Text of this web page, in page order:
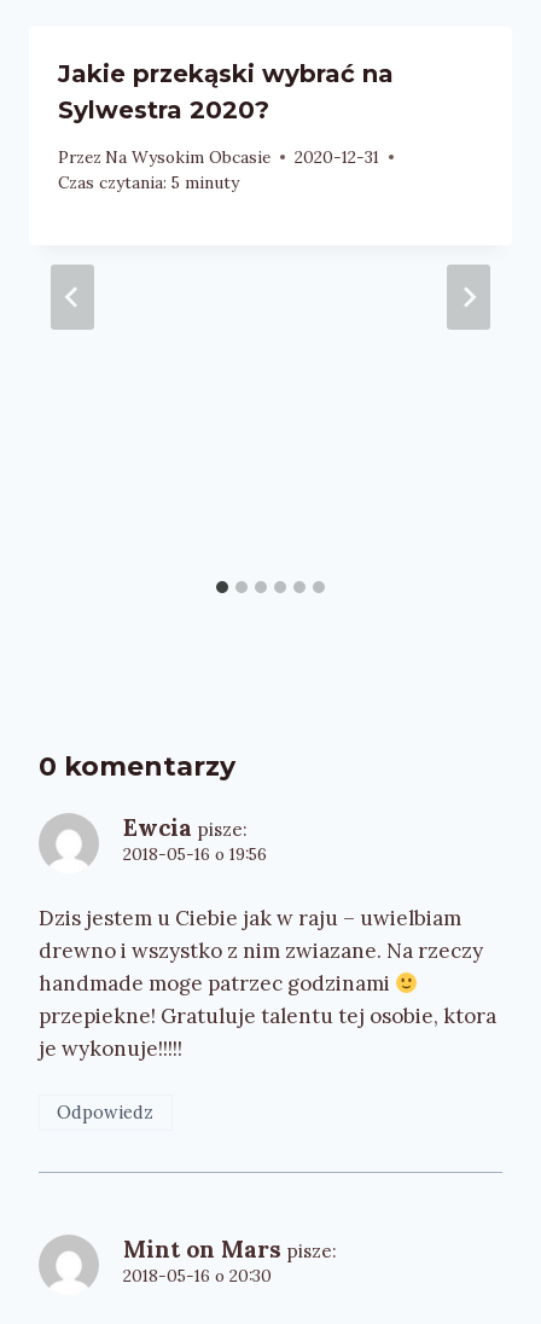
Jakie przekąski wybrać na
Sylwestra 2020?
Przez Na Wysokim Obcasie
2020-12-31
Czas czytania: 5 minuty
0 komentarzy
Ewcia pisze:
2018-05-16 o 19:56
Dzis jestem u Ciebie jak w raju – uwielbiam
drewno i wszystko z nim zwiazane. Na rzeczy
handmade moge patrzec godzinami
przepiekne! Gratuluje talentu tej osobie, ktora
je wykonuje!!!!!
Odpowiedz
Mint on Mars pisze:
2018-05-16 o 20:30